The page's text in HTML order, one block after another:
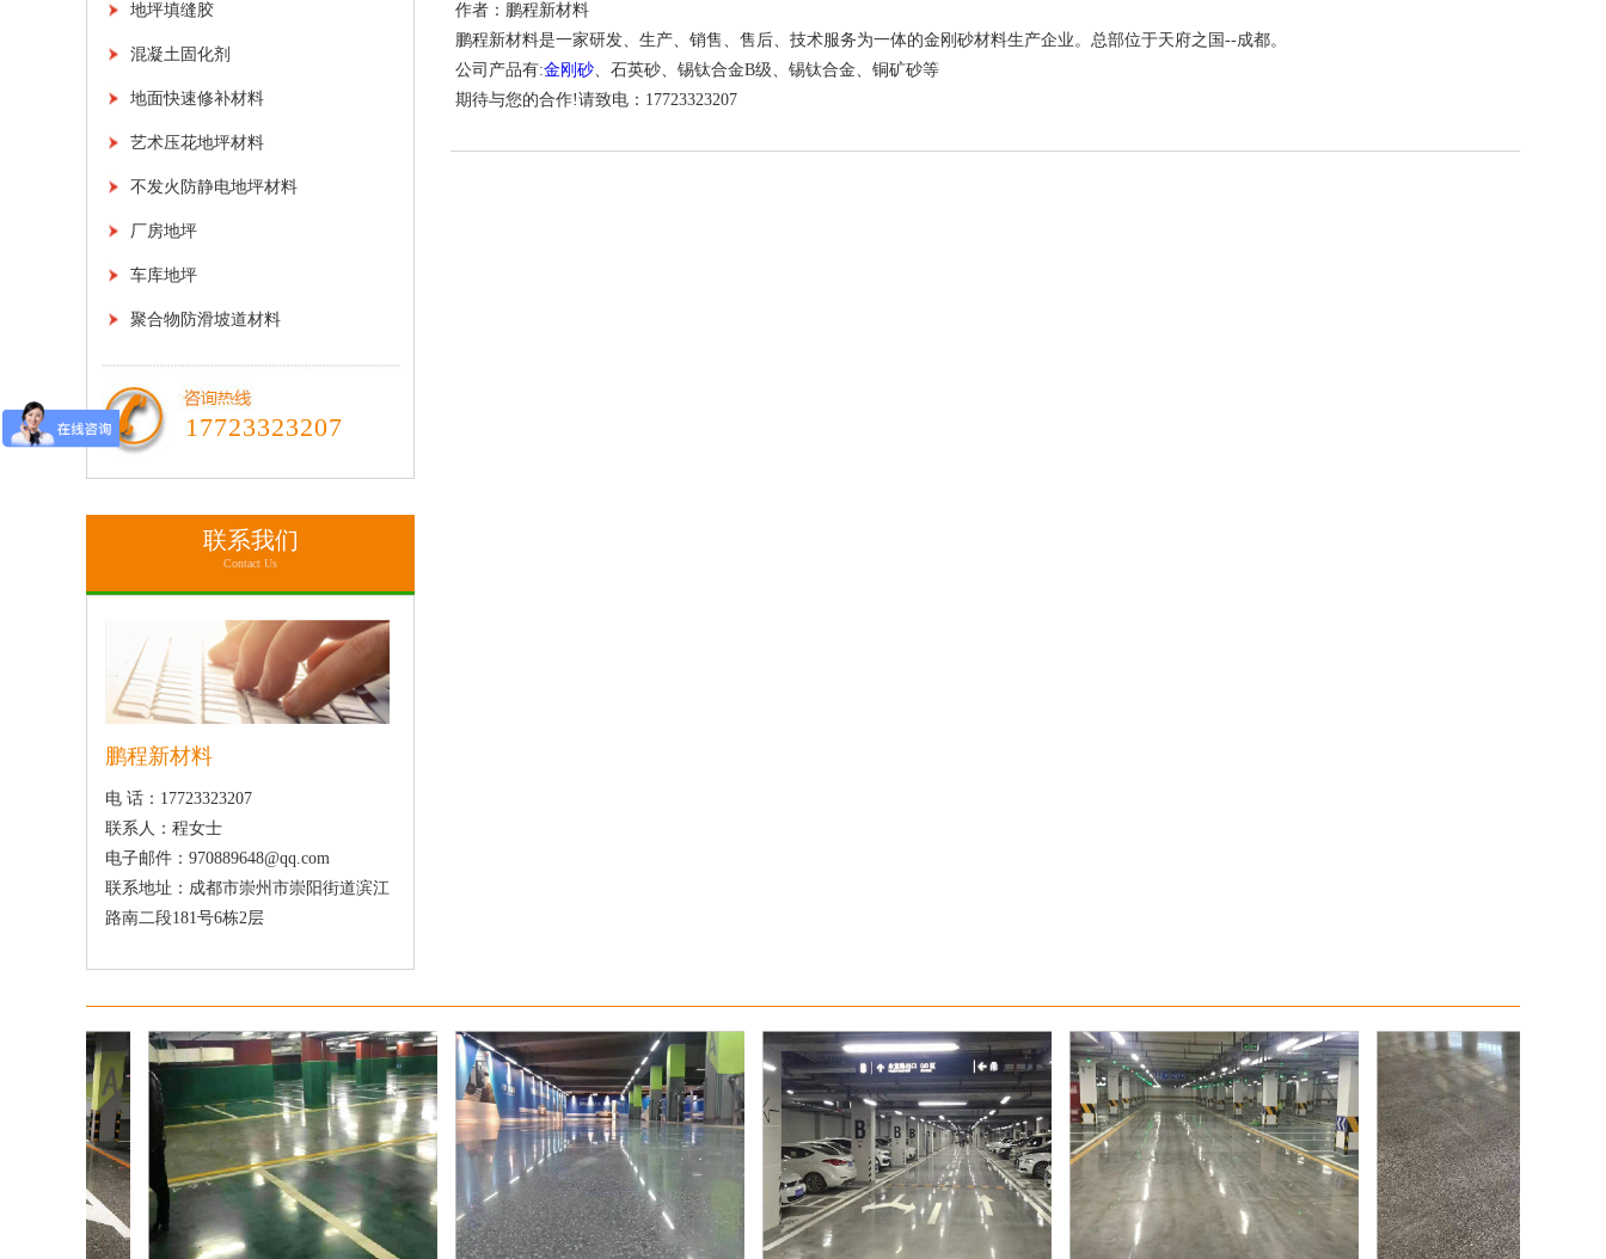
地坪填缝胶
混凝土固化剂
地面快速修补材料
艺术压花地坪材料
不发火防静电地坪材料
厂房地坪
车库地坪
聚合物防滑坡道材料
17723323207
联系我们
Contact Us
鹏程新材料
电 话：17723323207
联系人：程女士
电子邮件：970889648@qq.com
联系地址：成都市崇州市崇阳街道滨江
路南二段181号6栋2层
作者：鹏程新材料
鹏程新材料是一家研发、生产、销售、售后、技术服务为一体的金刚砂材料生产企业。总部位于天府之国--成都。
公司产品有:金刚砂、石英砂、锡钛合金B级、锡钛合金、铜矿砂等
期待与您的合作!请致电：17723323207